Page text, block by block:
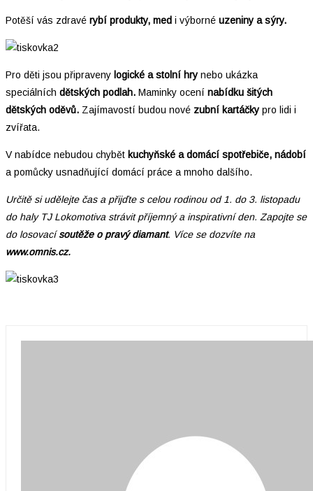
Potěší vás zdravé rybí produkty, med i výborné uzeniny a sýry.
Pro děti jsou připraveny logické a stolní hry nebo ukázka
speciálních dětských podlah. Maminky ocení nabídku šitých
dětských oděvů. Zajímavostí budou nové zubní kartáčky pro lidi i
zvířata.
V nabídce nebudou chybět kuchyňské a domácí spotřebiče, nádobí
a pomůcky usnadňující domácí práce a mnoho dalšího.
Určitě si udělejte čas a přijďte s celou rodinou od 1. do 3. listopadu
do haly TJ Lokomotiva strávit příjemný a inspirativní den. Zapojte se
do losovacísoutěže o pravý diamant. Více se dozvíte na
www.omnis.cz.